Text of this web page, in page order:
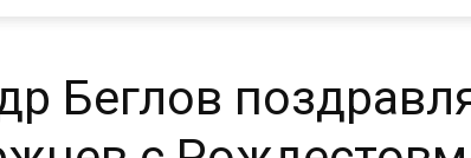
Беглов